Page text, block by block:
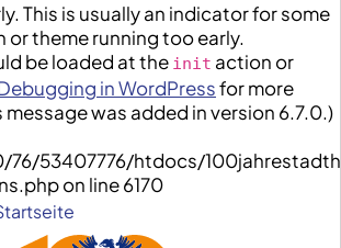
This is usually an indicator for some
or theme running too early.
be loaded at the init action or
in WordPressfor more
was added in version 6.7.0.)
53407776/htdocs/
on line 6170